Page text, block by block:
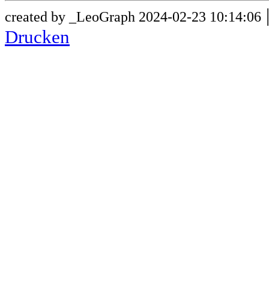
created by _LeoGraph 2024-02-23 10:14:06
Drucken